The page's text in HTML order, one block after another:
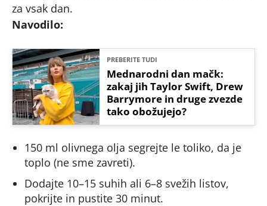
za vsak dan.
Navodilo:
PREBERITE TUDI
Mednarodni dan mačk:
zakaj jih Taylor Swift, Drew
Barrymore in druge zvezde
tako obožujejo?
150 ml olivnega olja segrejte le toliko, da je
toplo (ne sme zavreti).
Dodajte 10–15 suhih ali 6–8 svežih listov,
pokrijte in pustite 30 minut.